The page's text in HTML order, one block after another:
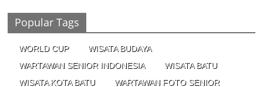
Popular Tags
WORLD CUP
WISATA BUDAYA
WARTAWAN SENIOR INDONESIA
WISATA BATU
WISATA KOTA BATU
WARTAWAN FOTO SENIOR